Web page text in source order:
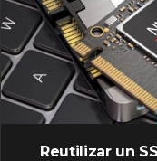
Reutilizar un